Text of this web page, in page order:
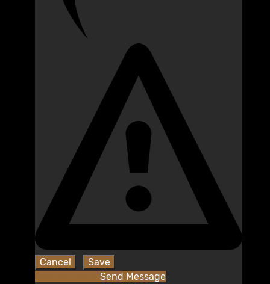
Send Message